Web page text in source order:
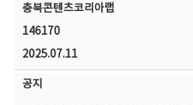
충북콘텐츠코리아랩
146170
2025.07.11
공지